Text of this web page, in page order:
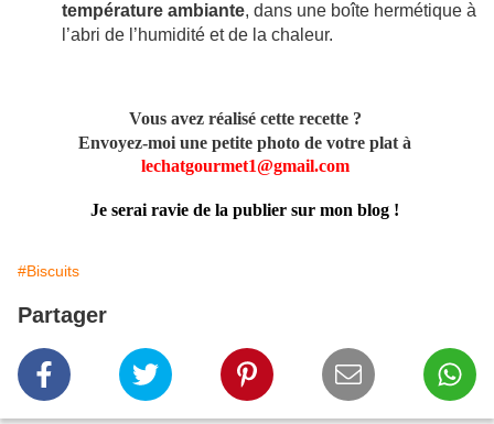
température ambiante, dans une boîte hermétique à
l’abri de l’humidité et de la chaleur.
Vous avez réalisé cette recette ?
Envoyez-moi une petite photo de votre plat à
lechatgourmet1@gmail.com
Je serai ravie de la publier sur mon blog !
#Biscuits
Partager